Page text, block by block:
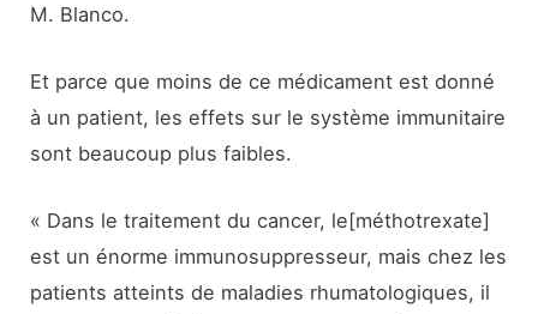
M. Blanco.
Et parce que moins de ce médicament est donné
à un patient, les effets sur le système immunitaire
sont beaucoup plus faibles.
« Dans le traitement du cancer, le[méthotrexate]
est un énorme immunosuppresseur, mais chez les
patients atteints de maladies rhumatologiques, il